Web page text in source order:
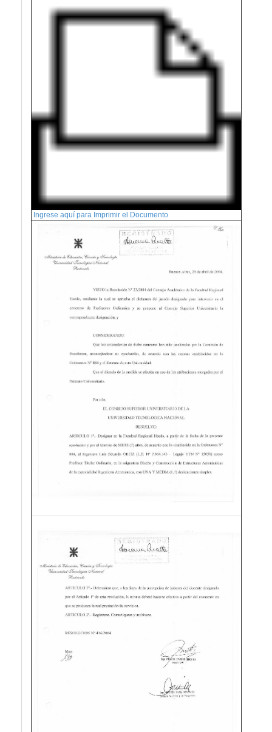
Ingrese aquí para Imprimir el Documento